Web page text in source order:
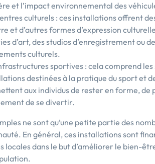
et l’impact environnemental des
culturels : ces installations offrent
et d’autres formes d’expression
d’art, des studios d’enregistrement ou
culturels.
sportives : cela comprend
destinées à la pratique du sport et
aux individus de rester en forme,
de se divertir.
ne sont qu’une petite partie des
En général, ces installations sont
locales dans le but d’améliorer le bien-